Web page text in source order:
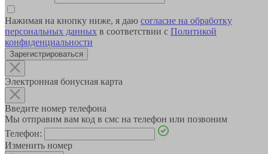
Нажимая на кнопку ниже, я даю согласие на обработку
персональных данных в соответствии с Политикой
конфиденциальности
Зарегистрироваться
Электронная бонусная карта
Введите номер телефона
Мы отправим вам код в смс на телефон или позвоним
Телефон:
Изменить номер